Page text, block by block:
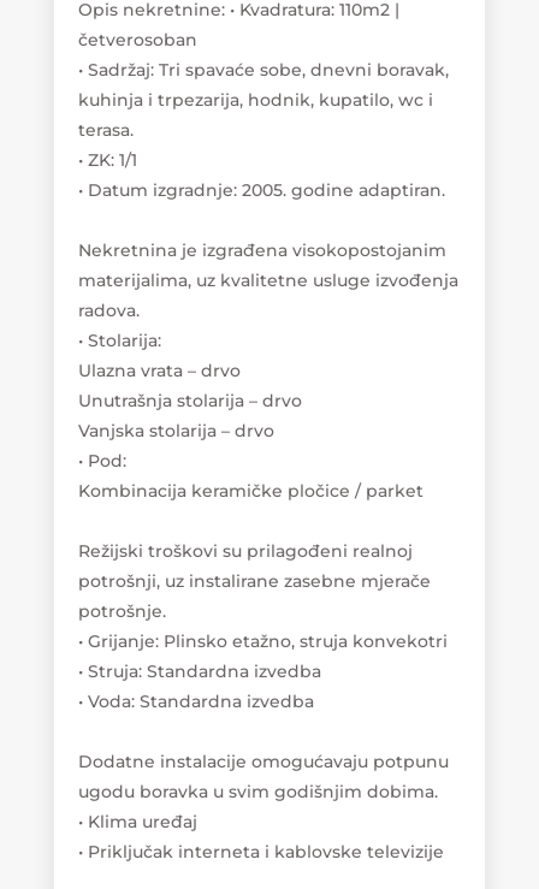
Opis nekretnine: • Kvadratura: 110m2 |
četverosoban
• Sadržaj: Tri spavaće sobe, dnevni boravak,
kuhinja i trpezarija, hodnik, kupatilo, wc i
terasa.
• ZK: 1/1
• Datum izgradnje: 2005. godine adaptiran.
Nekretnina je izgrađena visokopostojanim
materijalima, uz kvalitetne usluge izvođenja
radova.
• Stolarija:
Ulazna vrata – drvo
Unutrašnja stolarija – drvo
Vanjska stolarija – drvo
• Pod:
Kombinacija keramičke pločice / parket
Režijski troškovi su prilagođeni realnoj
potrošnji, uz instalirane zasebne mjerače
potrošnje.
• Grijanje: Plinsko etažno, struja konvekotri
• Struja: Standardna izvedba
• Voda: Standardna izvedba
Dodatne instalacije omogućavaju potpunu
ugodu boravka u svim godišnjim dobima.
• Klima uređaj
• Priključak interneta i kablovske televizije